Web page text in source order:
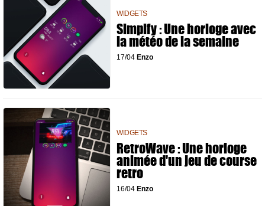
WIDGETS
Simplfy : Une horloge avec
la météo de la semaine
17/04 Enzo
WIDGETS
RetroWave : Une horloge
animée d'un jeu de course
retro
16/04 Enzo